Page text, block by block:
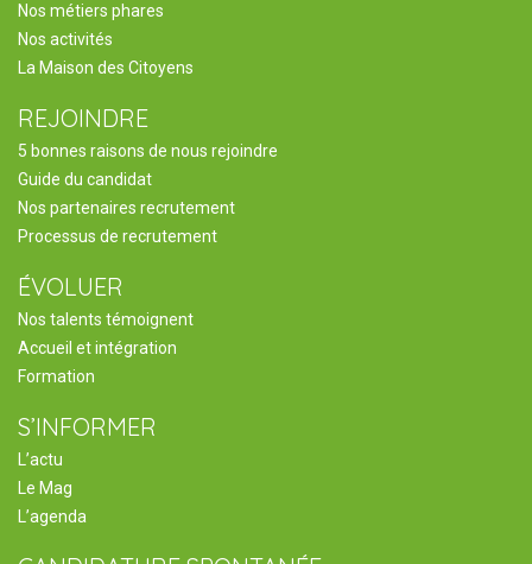
Nos métiers phares
Nos activités
La Maison des Citoyens
REJOINDRE
5 bonnes raisons de nous rejoindre
Guide du candidat
Nos partenaires recrutement
Processus de recrutement
ÉVOLUER
Nos talents témoignent
Accueil et intégration
Formation
S’INFORMER
L’actu
Le Mag
L’agenda